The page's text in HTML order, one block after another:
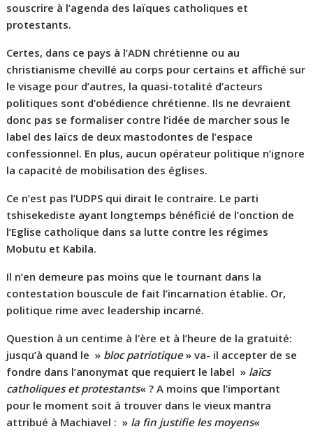
souscrire à l’agenda des laïques catholiques et
protestants.
Certes, dans ce pays à l’ADN chrétienne ou au
christianisme chevillé au corps pour certains et affiché sur
le visage pour d’autres, la quasi-totalité d’acteurs
politiques sont d’obédience chrétienne. Ils ne devraient
donc pas se formaliser contre l’idée de marcher sous le
label des laïcs de deux mastodontes de l’espace
confessionnel. En plus, aucun opérateur politique n’ignore
la capacité de mobilisation des églises.
Ce n’est pas l’UDPS qui dirait le contraire. Le parti
tshisekediste ayant longtemps bénéficié de l’onction de
l’Eglise catholique dans sa lutte contre les régimes
Mobutu et Kabila.
Il n’en demeure pas moins que le tournant dans la
contestation bouscule de fait l’incarnation établie. Or,
politique rime avec leadership incarné.
Question à un centime à l’ère et à l’heure de la gratuité:
jusqu’à quand le » bloc patriotique» va- il accepter de se
fondre dans l’anonymat que requiert le label » laïcs
catholiques et protestants« ? A moins que l’important
pour le moment soit à trouver dans le vieux mantra
attribué à Machiavel : » la fin justifie les moyens«